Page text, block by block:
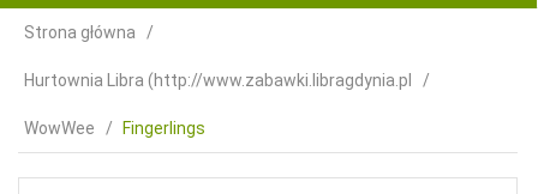
Strona główna
Hurtownia Libra (http://www.zabawki.libragdynia.pl
WowWee Fingerlings